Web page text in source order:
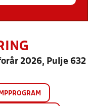
2026, Pulje 632